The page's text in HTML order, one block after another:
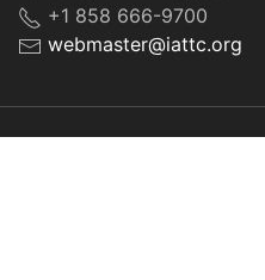
+1 858 666-9700
webmaster@iattc.org
© IATTC, 2022-2026